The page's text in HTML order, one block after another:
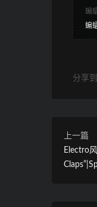
蝙
蝙
分享到
上一篇
Electro